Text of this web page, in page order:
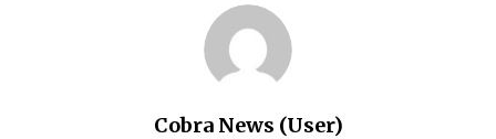
Cobra News (User)